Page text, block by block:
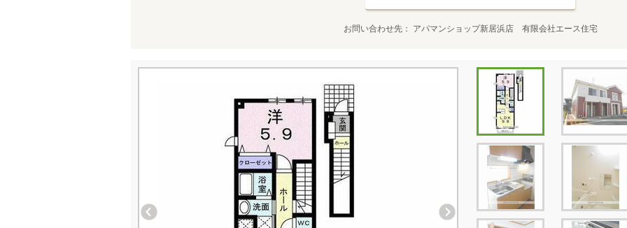
お問い合わせ先 アパマンショップ新居浜店 有限会社エース住宅